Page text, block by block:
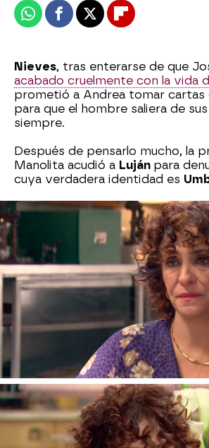
WhatsappFacebook
X Flipboard
Nieves, tras enterarse de que
acabado cruelmente con la vida
prometió a Andrea tomar cartas
para que el hombre saliera de
siempre.
Después de pensarlo mucho, la
Manolita acudió a Luján para
cuya verdadera identidad es
Con la ayuda del jefe superior de
le ha tendido
una trampa al
En casa, tras desvelarle toda la
protagonizadoun tenso
lo ha detenido.
Al saber que va a pasar una larga
prisión, Nieves se ha
hombre le ha amenazado. “En
por ti, te descuartizaré”, le ha
Nieves Sanabria